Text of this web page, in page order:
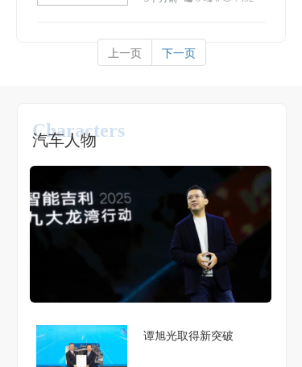
正式与新势力决战
上一页 下一页
Characters
谭旭光取得新突破
汽车人物